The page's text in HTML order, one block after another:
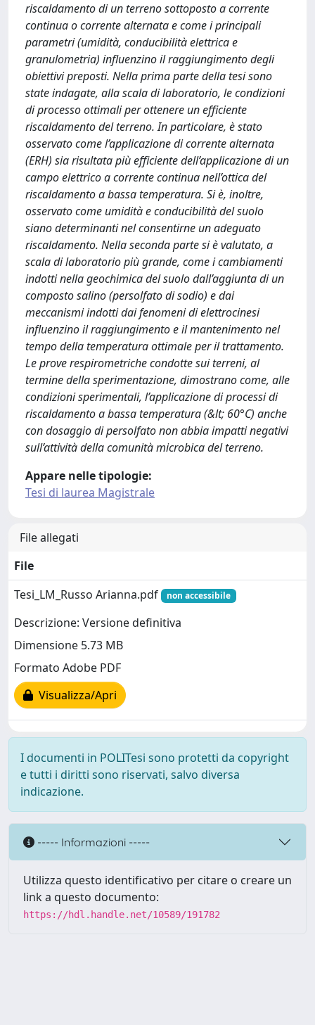
riscaldamento di un terreno sottoposto a corrente
continua o corrente alternata e come i principali
parametri (umidità, conducibilità elettrica e
granulometria) influenzino il raggiungimento degli
obiettivi preposti. Nella prima parte della tesi sono
state indagate, alla scala di laboratorio, le condizioni
di processo ottimali per ottenere un efficiente
riscaldamento del terreno. In particolare, è stato
osservato come l’applicazione di corrente alternata
(ERH) sia risultata più efficiente dell’applicazione di un
campo elettrico a corrente continua nell’ottica del
riscaldamento a bassa temperatura. Si è, inoltre,
osservato come umidità e conducibilità del suolo
siano determinanti nel consentirne un adeguato
riscaldamento. Nella seconda parte si è valutato, a
scala di laboratorio più grande, come i cambiamenti
indotti nella geochimica del suolo dall’aggiunta di un
composto salino (persolfato di sodio) e dai
meccanismi indotti dai fenomeni di elettrocinesi
influenzino il raggiungimento e il mantenimento nel
tempo della temperatura ottimale per il trattamento.
Le prove respirometriche condotte sui terreni, al
termine della sperimentazione, dimostrano come, alle
condizioni sperimentali, l’applicazione di processi di
riscaldamento a bassa temperatura (&lt; 60°C) anche
con dosaggio di persolfato non abbia impatti negativi
sull’attività della comunità microbica del terreno.
Appare nelle tipologie:
Tesi di laurea Magistrale
File allegati
File
Tesi_LM_Russo Arianna.pdf
non accessibile
Descrizione: Versione definitiva
Dimensione 5.73 MB
Formato Adobe PDF
Visualizza/Apri
I documenti in POLITesi sono protetti da copyright
e tutti i diritti sono riservati, salvo diversa
indicazione.
----- Informazioni -----
Utilizza questo identificativo per citare o creare un
link a questo documento:
https://hdl.handle.net/10589/191782